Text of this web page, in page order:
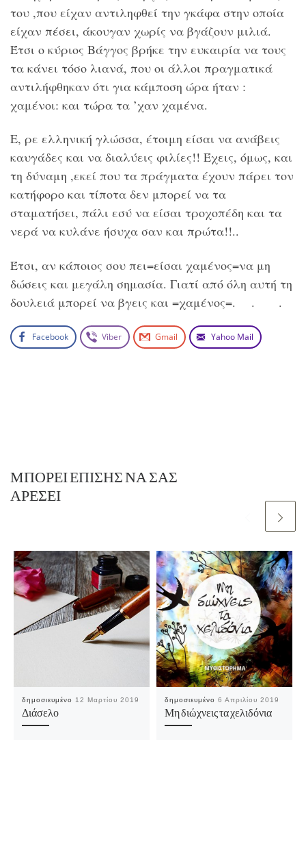
του ,που είχαν αντιληφθεί την γκάφα στην οποία
είχαν πέσει, άκουγαν χωρίς να βγάζουν μιλιά.
Έτσι ο κύριος Βάγγος βρήκε την ευκαιρία να τους
τα κάνει τόσο λιανά, που οι άλλοι πραγματικά
αντιλήφθηκαν ότι για κάμποση ώρα ήταν :
χαμένοι: και τώρα τα ’χαν χαμένα.
Ε, ρε ελληνική γλώσσα, έτοιμη είσαι να ανάβεις
καυγάδες και να διαλύεις φιλίες!! Έχεις, όμως, και
τη δύναμη ,εκεί που τα πράγματα έχουν πάρει τον
κατήφορο και τίποτα δεν μπορεί να τα
σταματήσει, πάλι εσύ να είσαι τροχοπέδη και τα
νερά να κυλάνε ήσυχα σαν και πρώτα!!..
Έτσι, αν κάποιος σου πει=είσαι χαμένος=να μη
δώσεις και μεγάλη σημασία. Γιατί από όλη αυτή τη
δουλειά μπορεί να βγεις και =χαμένος=. . .
Facebook Viber Gmail Yahoo Mail
ΜΠΟΡΕΊ ΕΠΊΣΗΣ ΝΑ ΣΑΣ
ΑΡΈΣΕΙ
δημοσιευμένο 12 Μαρτίου 2019
Διάσελο
δημοσιευμένο 6 Απριλίου 2019
Μη διώχνεις τα χελιδόνια